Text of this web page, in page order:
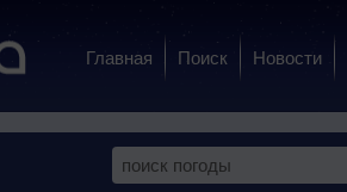
Главная Поиск Новости